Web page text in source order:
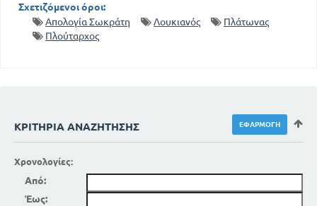
Σχετιζόμενοι όροι:
Απολογία Σωκράτη
Λουκιανός
Πλάτωνας
Πλούταρχος
ΚΡΙΤΉΡΙΑ ΑΝΑΖΉΤΗΣΗΣ
Χρονολογίες:
Από:
Έως: